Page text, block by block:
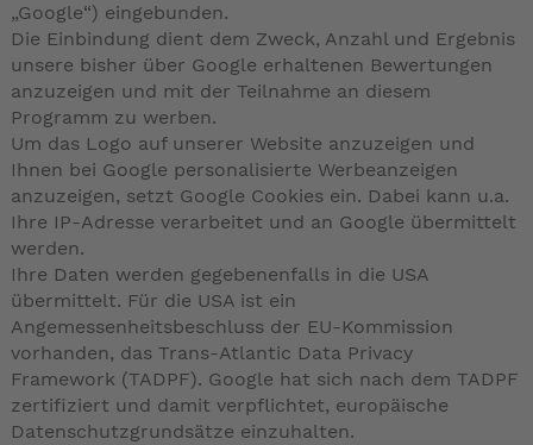
„Google“) eingebunden.
Die Einbindung dient dem Zweck, Anzahl und Ergebnis
unsere bisher über Google erhaltenen Bewertungen
anzuzeigen und mit der Teilnahme an diesem
Programm zu werben.
Um das Logo auf unserer Website anzuzeigen und
Ihnen bei Google personalisierte Werbeanzeigen
anzuzeigen, setzt Google Cookies ein. Dabei kann u.a.
Ihre IP-Adresse verarbeitet und an Google übermittelt
werden.
Ihre Daten werden gegebenenfalls in die USA
übermittelt. Für die USA ist ein
Angemessenheitsbeschluss der EU-Kommission
vorhanden, das Trans-Atlantic Data Privacy
Framework (TADPF). Google hat sich nach dem TADPF
zertifiziert und damit verpflichtet, europäische
Datenschutzgrundsätze einzuhalten.